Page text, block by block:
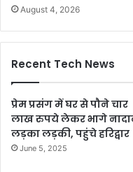
August 4, 2026
Recent Tech News
प्रेम प्रसंग में घर से पौने चार
लाख रुपये लेकर भागे
लड़का लड़की, पहुंचे हरिद्वार
June 5, 2025